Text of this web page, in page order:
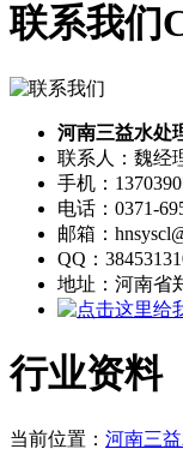
联系我们
河南三益水处
联系人：魏经
手机：
电话：0371-
邮箱：
QQ：
地址：河南省
行业资料
当前位置： 河南三